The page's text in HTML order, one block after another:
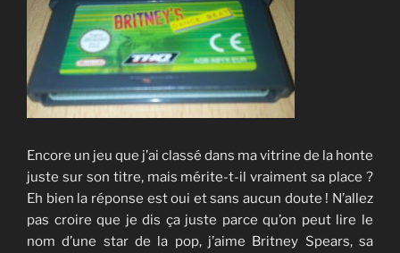
Encore un jeu que j’ai classé dans ma vitrine de la honte
juste sur son titre, mais mérite-t-il vraiment sa place ?
Eh bien la réponse est oui et sans aucun doute ! N’allez
pas croire que je dis ça juste parce qu’on peut lire le
nom d’une star de la pop, j’aime Britney Spears, sa